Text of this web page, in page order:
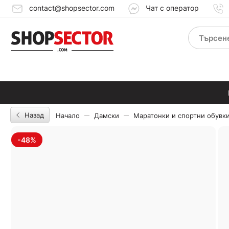
contact@shopsector.com Чат с оператор
Назад Начало Дамски Маратонки и спортни обувки
-48%